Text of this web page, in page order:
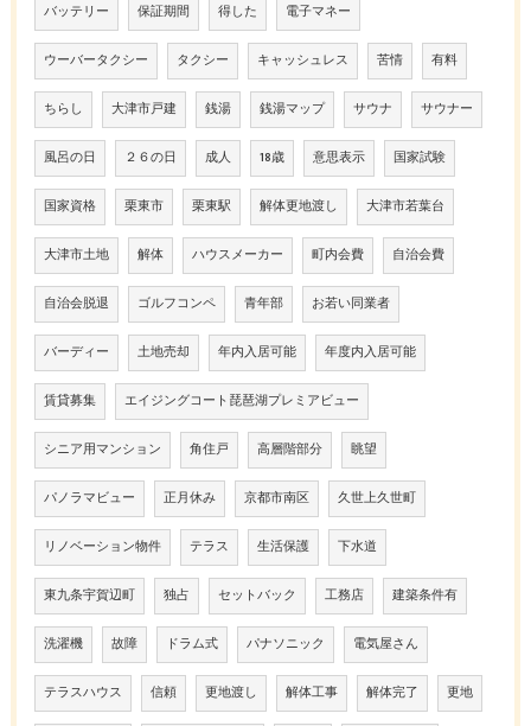
バッテリー 保証期間 得した 電子マネー
ウーバータクシー タクシー キャッシュレス 苦情 有料
ちらし 大津市戸建 銭湯 銭湯マップ サウナ サウナー
風呂の日 ２６の日 成人 18歳 意思表示 国家試験
国家資格 栗東市 栗東駅 解体更地渡し 大津市若葉台
大津市土地 解体 ハウスメーカー 町内会費 自治会費
自治会脱退 ゴルフコンペ 青年部 お若い同業者
バーディー 土地売却 年内入居可能 年度内入居可能
賃貸募集 エイジングコート琵琶湖プレミアビュー
シニア用マンション 角住戸 高層階部分 眺望
パノラマビュー 正月休み 京都市南区 久世上久世町
リノベーション物件 テラス 生活保護 下水道
東九条宇賀辺町 独占 セットバック 工務店 建築条件有
洗濯機 故障 ドラム式 パナソニック 電気屋さん
テラスハウス 信頼 更地渡し 解体工事 解体完了 更地